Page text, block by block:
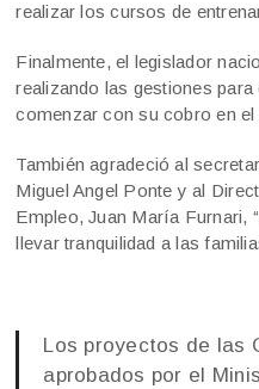
realizar los cursos de
Finalmente, el legislador
realizando las gestiones
comenzar con su cobro en
También agradeció al
Miguel Angel Ponte y al
Empleo, Juan María Furnari,
llevar tranquilidad a las
Los proyectos de las
aprobados por el